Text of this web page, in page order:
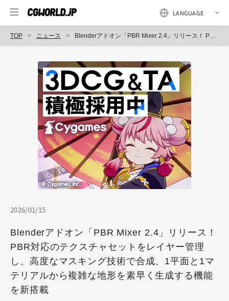
TOP ニュース Blenderアドオン「PBR Mixer 2.4」リリース！ PBR対応のテクスチャセットをレイヤー管理し、高度なマスキング技術で合成、1平面と1マテリアルから複雑な地形を素早く生成する機能を新搭載
2026/01/15
Blenderアドオン「PBR Mixer 2.4」リリース！
PBR対応のテクスチャセットをレイヤー管理
し、高度なマスキング技術で合成、1平面と1マ
テリアルから複雑な地形を素早く生成する機能
を新搭載